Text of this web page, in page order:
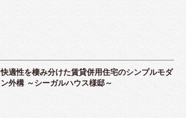
快適性を棲み分けた賃貸併用住宅のシンプルモダ
ン外構 ～シーガルハウス様邸～